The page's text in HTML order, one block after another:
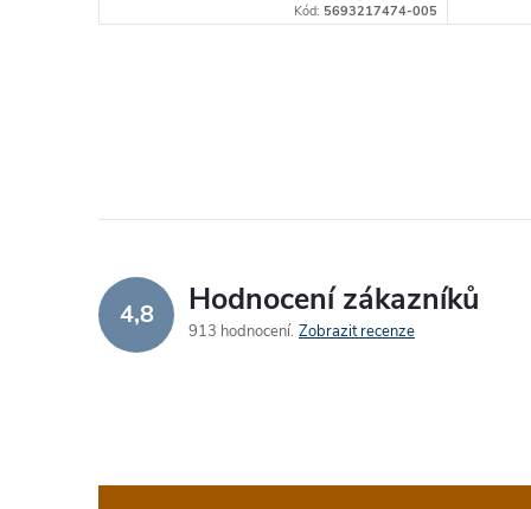
Kód: 5693217474-005
4,8 Hodnocení zákazníků
913 hodnocení Zobrazit recenze